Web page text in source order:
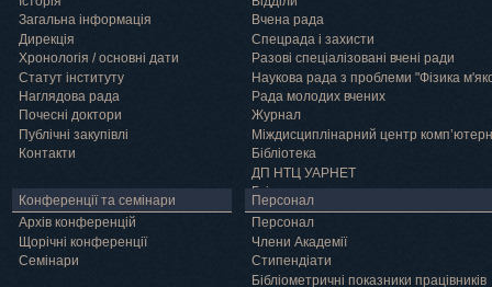
Загальна інформація
Дирекція
Хронологія / основні дати
Статут інституту
Наглядова рада
Почесні доктори
Публічні закупівлі
Контакти
Вчена рада
Спецрада і захисти
Разові спеціалізовані вчені ради
Наукова рада з проблеми "Фізика
Рада молодих вчених
Журнал
Міждисциплінарний центр
Бібліотека
ДП НТЦ УАРНЕТ
Грід
Конференції та семінари
Архів конференцій
Щорічні конференції
Семінари
Персонал
Персонал
Члени Академії
Cтипендіати
Бібліометричні показники працівників